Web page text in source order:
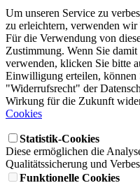
Um unseren Service zu
zu erleichtern, verwenden
Für die Verwendung von
Zustimmung. Wenn Sie
verwenden, klicken Sie bitte
Einwilligung erteilen, können
"Widerrufsrecht" der
Wirkung für die Zukunft
Cookies
Statistik-Cookies
Diese ermöglichen die
Qualitätssicherung und
Funktionelle Cookies